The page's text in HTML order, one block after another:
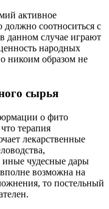
активное
должно соотноситься с
данном случае играют
народных
никоим образом не
сырья
о фито
терапия
лекарственные
чудесные дары
возможна на
то постельный